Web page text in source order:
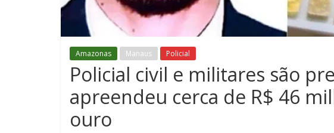
Amazonas Manaus Policial
Policial civil e militares são
apreendeu cerca de R$ 46
ouro